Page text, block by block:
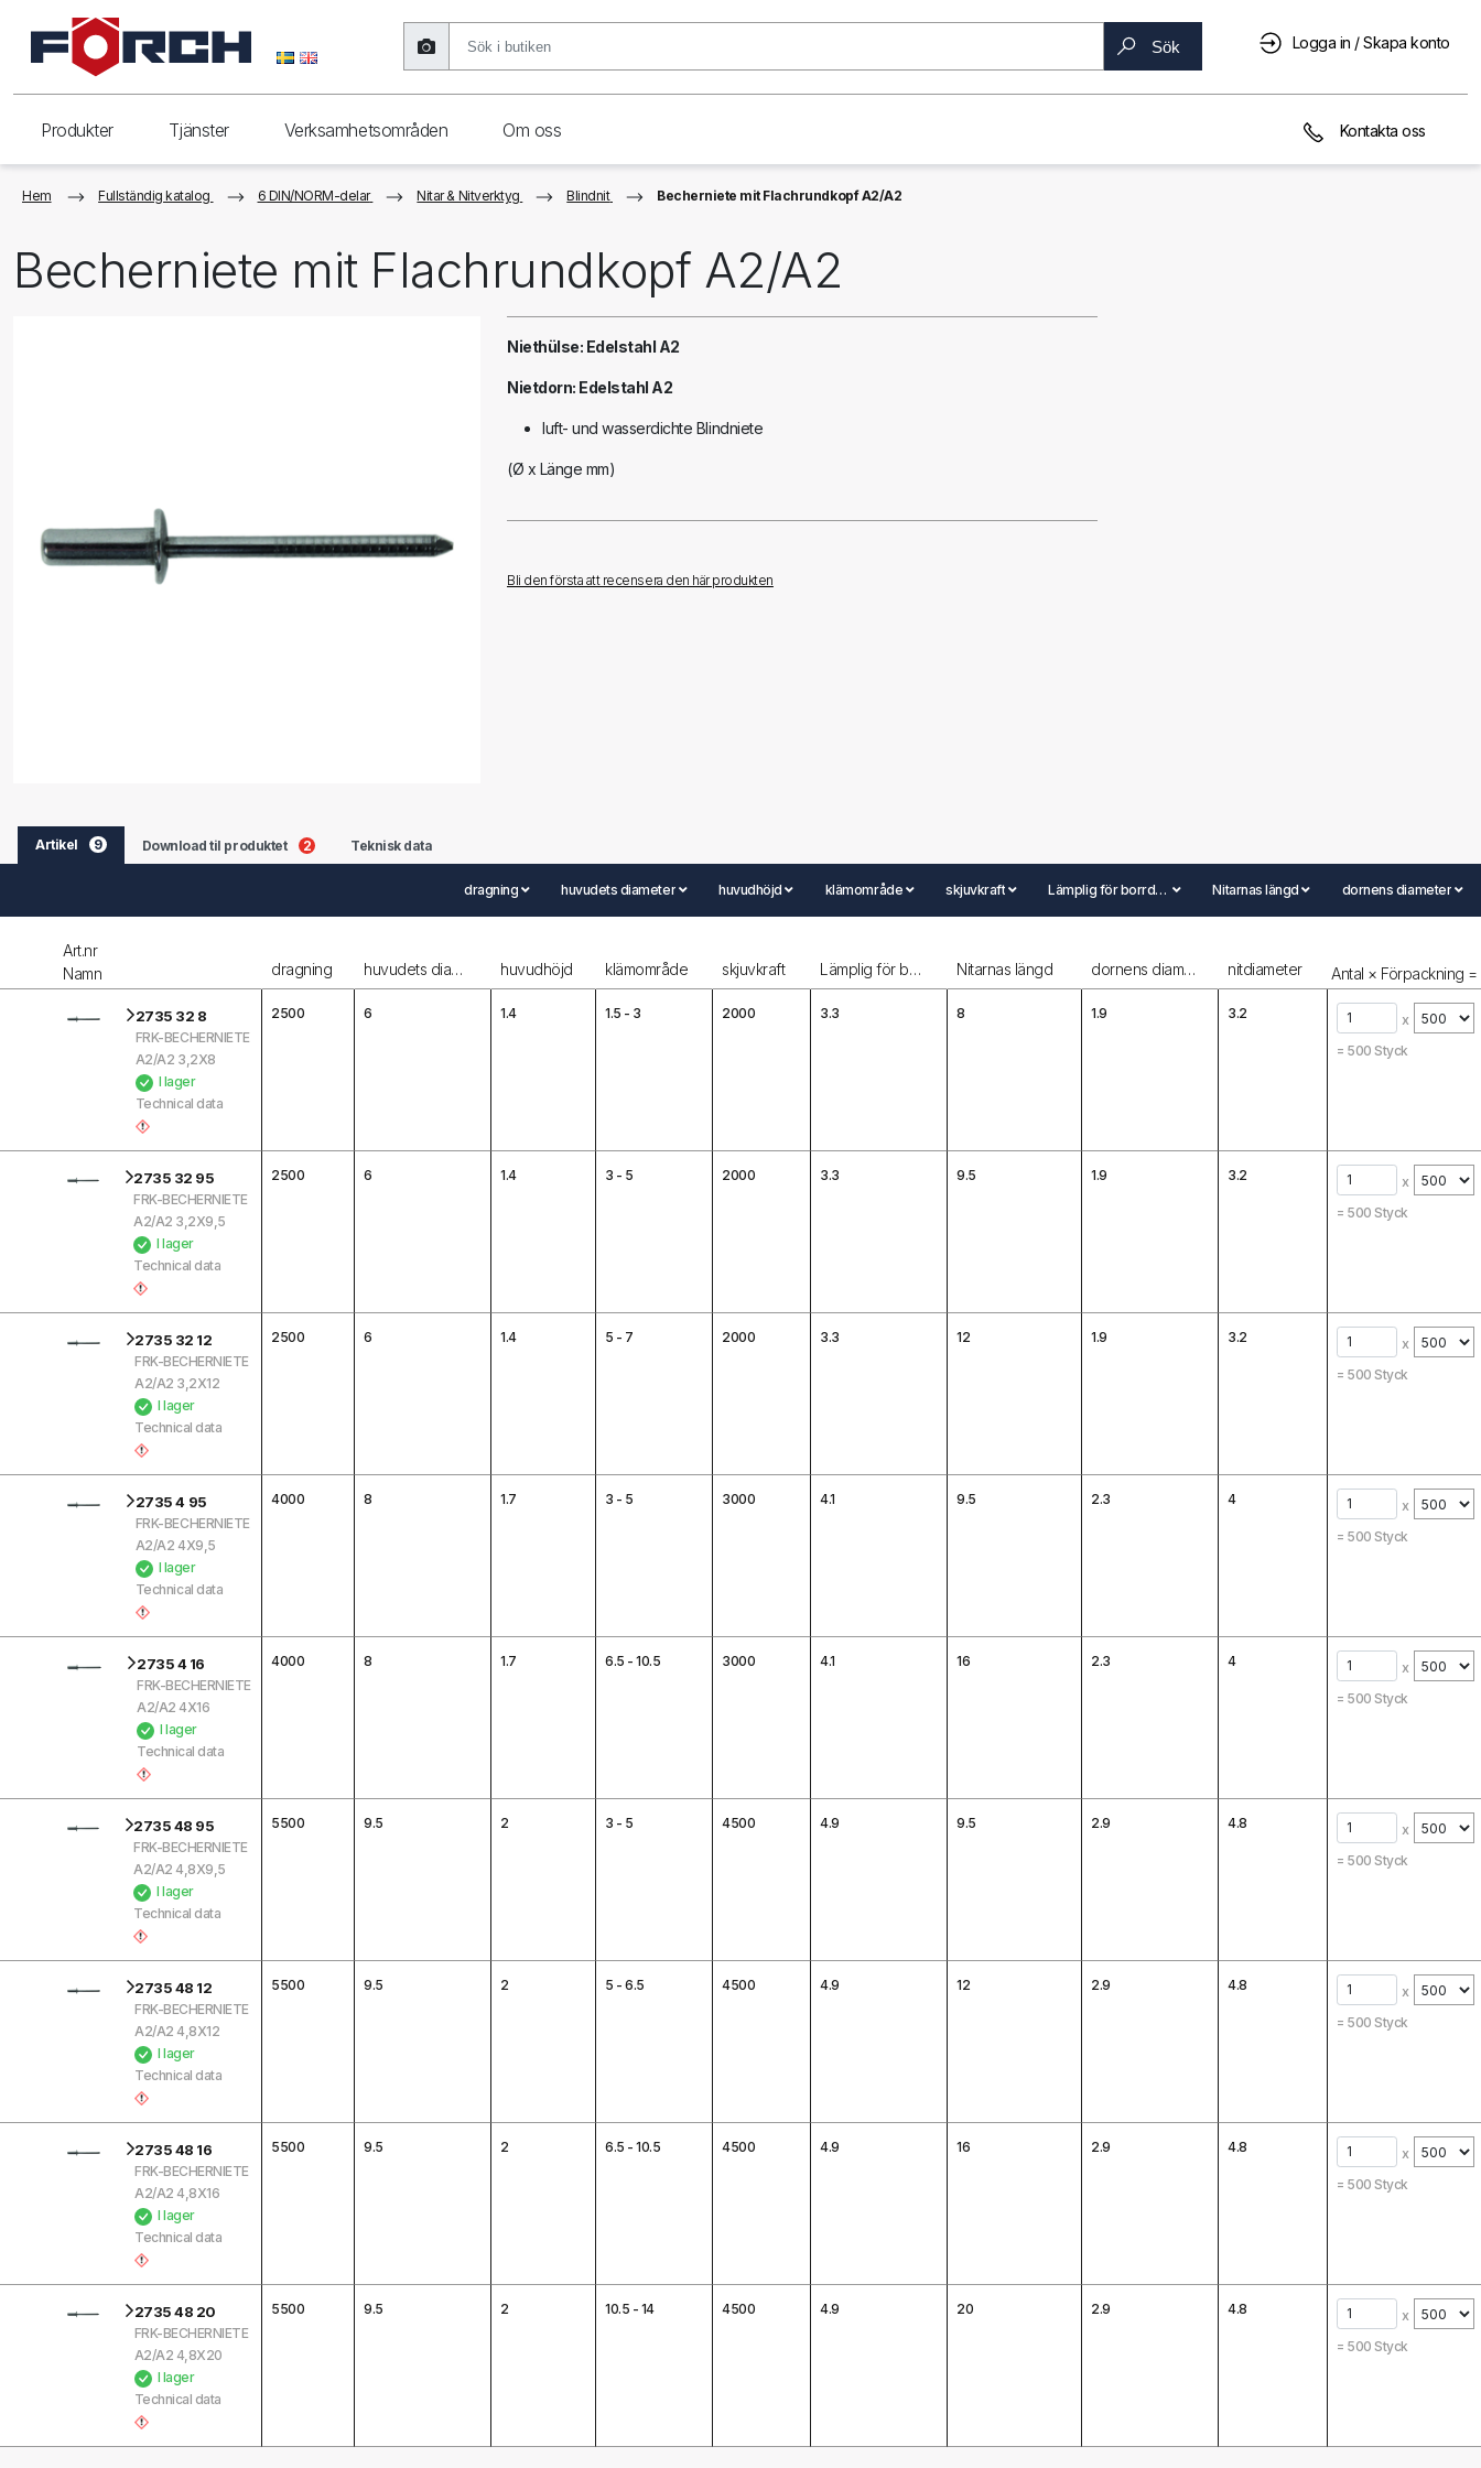
Sök Logga in / Skapa konto
Produkter Tjänster Verksamhetsområden Om oss Kontakta oss
Hem Fullständig katalog 6 DIN/NORM-delar Nitar & Nitverktyg Blindnit Becherniete mit Flachrundkopf A2/A2
Becherniete mit Flachrundkopf A2/A2
Niethülse: Edelstahl A2
Nietdorn: Edelstahl A2
luft- und wasserdichte Blindniete
(Ø x Länge mm)
Bli den första att recensera den här produkten
Artikel 9 Download til produktet 2 Teknisk data
dragning huvudets diameter huvudhöjd klämområde skjuvkraft Lämplig för borrdiameter Nitarnas längd dornens diameter
Art.nr
Namn
dragning huvudets diameter huvudhöjd klämområde skjuvkraft Lämplig för borrdiameter Nitarnas längd dornens diameter nitdiameter Antal × Förpackning
2735 32 8
FRK-BECHERNIETE
A2/A2 3,2X8
I lager
Technical data
2500 6 1.4 1.5 - 3 2000 3.3 8 1.9 3.2
x
= 500 Styck
2735 32 95
FRK-BECHERNIETE
A2/A2 3,2X9,5
I lager
Technical data
2500 6 1.4 3 - 5 2000 3.3 9.5 1.9 3.2
x
= 500 Styck
2735 32 12
FRK-BECHERNIETE
A2/A2 3,2X12
I lager
Technical data
2500 6 1.4 5 - 7 2000 3.3 12 1.9 3.2
x
= 500 Styck
2735 4 95
FRK-BECHERNIETE
A2/A2 4X9,5
I lager
Technical data
4000 8 1.7 3 - 5 3000 4.1 9.5 2.3 4
x
= 500 Styck
2735 4 16
FRK-BECHERNIETE
A2/A2 4X16
I lager
Technical data
4000 8 1.7 6.5 - 10.5 3000 4.1 16 2.3 4
x
= 500 Styck
2735 48 95
FRK-BECHERNIETE
A2/A2 4,8X9,5
I lager
Technical data
5500 9.5 2 3 - 5 4500 4.9 9.5 2.9 4.8
x
= 500 Styck
2735 48 12
FRK-BECHERNIETE
A2/A2 4,8X12
I lager
Technical data
5500 9.5 2 5 - 6.5 4500 4.9 12 2.9 4.8
x
= 500 Styck
2735 48 16
FRK-BECHERNIETE
A2/A2 4,8X16
I lager
Technical data
5500 9.5 2 6.5 - 10.5 4500 4.9 16 2.9 4.8
x
= 500 Styck
2735 48 20
FRK-BECHERNIETE
A2/A2 4,8X20
I lager
Technical data
5500 9.5 2 10.5 - 14 4500 4.9 20 2.9 4.8
x
= 500 Styck